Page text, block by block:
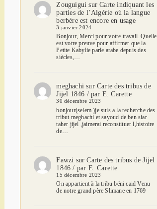
Zouguigui surCarte indiquant les
parties de l’Algérie où la langue
berbère est encore en usage
3 janvier 2024
Bonjour, Merci pour votre travail. Quelle
est votre preuve pour affirmer que la
Petite Kabylie parle arabe depuis des
siècles,…
meghachisur Carte des tribus de
Jijel 1846 / par E. Carette
30 décembre 2023
bonjour(selem )je suis a la recherche des
tribut meghachi et sayoud de ben siar
taher jijel ,jaimerai reconstituer l,histoire
de…
Fawzi surCarte des tribus de Jijel
1846 / par E. Carette
15 décembre 2023
On appartient à la tribu béni caid Venu
de notre grand père Slimane en 1769